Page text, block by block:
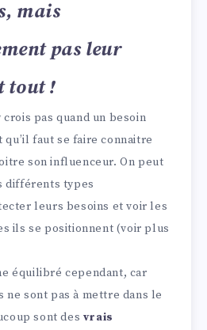
mais
pas leur
tout !
crois pas quand un besoin
faut se faire connaitre
son influenceur. On peut
différents types
leurs besoins et voir les
ils se positionnent (voir plus
équilibré cependant, car
sont pas à mettre dans le
sont des vrais